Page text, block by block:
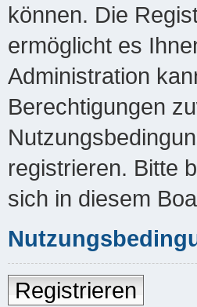
können. Die
ermöglicht es
Administration
Berechtigungen
registrieren. Bitte
sich in diesem
Registrieren